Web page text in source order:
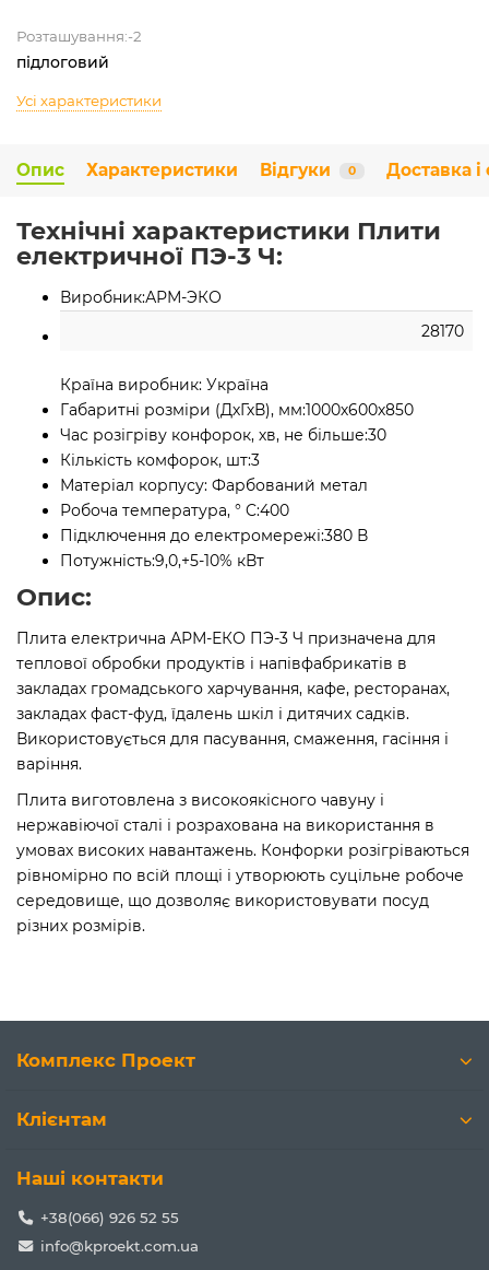
Розташування:-2
підлоговий
Усі характеристики
Опис Характеристики Відгуки 0 Доставка і
Технічні характеристики Плити
електричної ПЭ-3 Ч:
Виробник:АРМ-ЭКО
28170
Країна виробник: Україна
Габаритні розміри (ДхГхВ), мм:1000х600х850
Час розігріву конфорок, хв, не більше:30
Кількість комфорок, шт:3
Матеріал корпусу: Фарбований метал
Робоча температура, ° C:400
Підключення до електромережі:380 В
Потужність:9,0,+5-10% кВт
Опис:
Плита електрична АРМ-ЕКО ПЭ-3 Ч призначена для
теплової обробки продуктів і напівфабрикатів в
закладах громадського харчування, кафе, ресторанах,
закладах фаст-фуд, їдалень шкіл і дитячих садків.
Використовується для пасування, смаження, гасіння і
варіння.
Плита виготовлена з високоякісного чавуну і
нержавіючої сталі і розрахована на використання в
умовах високих навантажень. Конфорки розігріваються
рівномірно по всій площі і утворюють суцільне робоче
середовище, що дозволяє використовувати посуд
різних розмірів.
Комплекс Проект
Клієнтам
Наші контакти
+38(066) 926 52 55
info@kproekt.com.ua